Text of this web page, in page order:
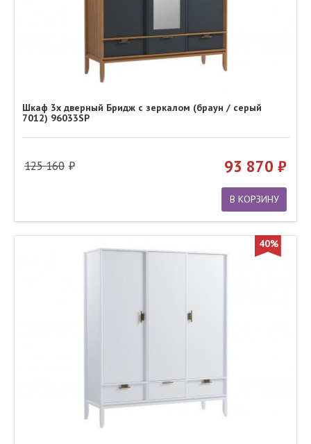
Шкаф 3х дверный Бридж с зеркалом (браун / серый
7012) 96033SP
125 160 93 870
В КОРЗИНУ
40%